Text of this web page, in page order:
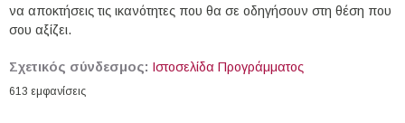
να αποκτήσεις τις ικανότητες που θα σε οδηγήσουν στη θέση που
σου αξίζει.
Σχετικός σύνδεσμος: Ιστοσελίδα Προγράμματος
613 εμφανίσεις